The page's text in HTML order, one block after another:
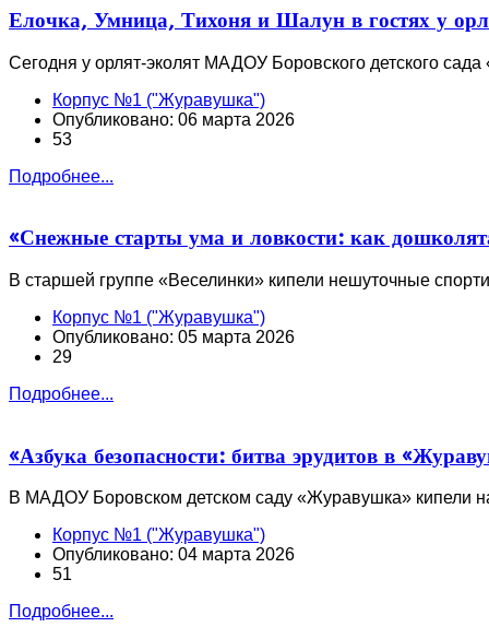
Елочка, Умница, Тихоня и Шалун в гостях у
Сегодня у орлят-эколят МАДОУ Боровского детского
Корпус №1 ("Журавушка")
Опубликовано: 06 марта 2026
53
Подробнее...
«Снежные старты ума и ловкости: как
В старшей группе «Веселинки» кипели нешуточные
Корпус №1 ("Журавушка")
Опубликовано: 05 марта 2026
29
Подробнее...
«Азбука безопасности: битва эрудитов в
В МАДОУ Боровском детском саду «Журавушка» кипели
Корпус №1 ("Журавушка")
Опубликовано: 04 марта 2026
51
Подробнее...